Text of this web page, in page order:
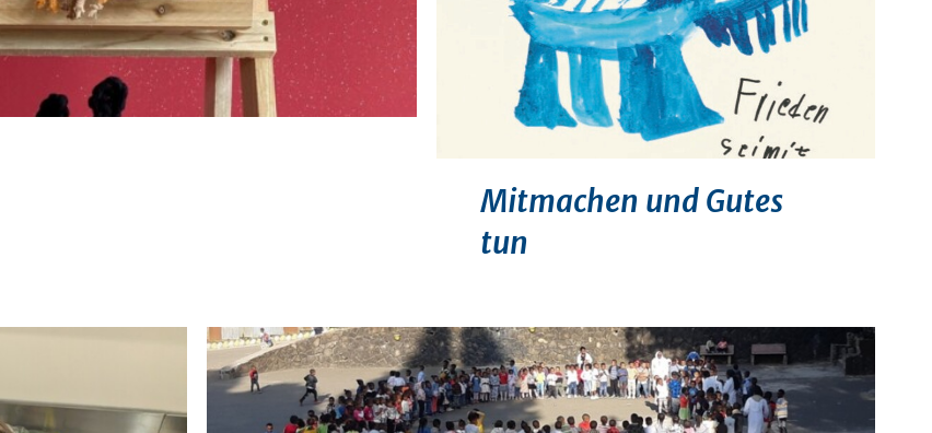
Mitmachen und Gutes
tun